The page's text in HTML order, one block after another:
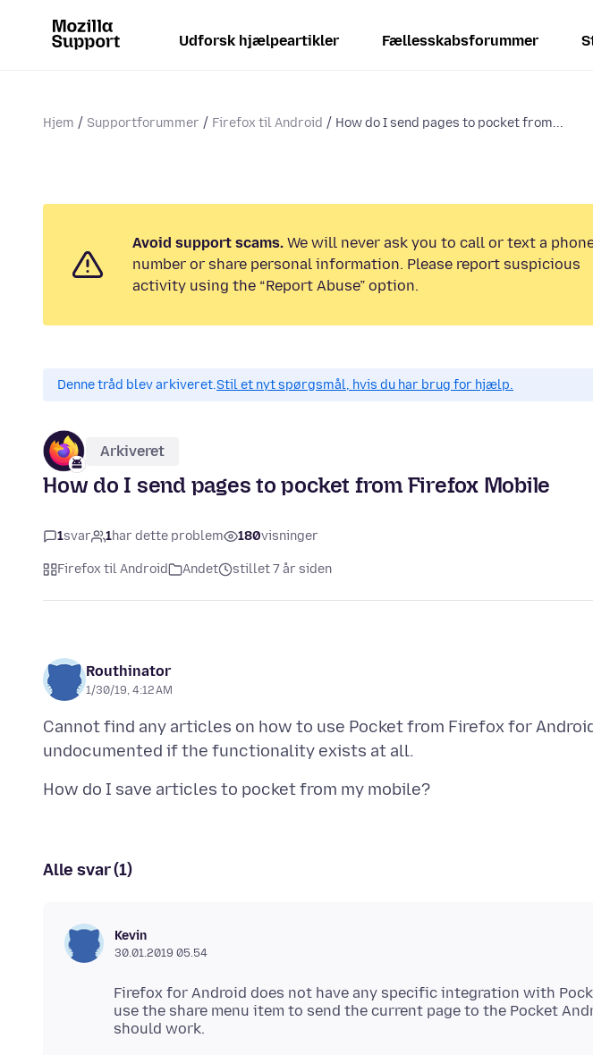
Udforsk hjælpeartikler Fællesskabsforummer
Hjem Supportforummer Firefox til Android How do I send pages to pocket from...
Avoid support scams. We will never ask you to call or text a
number or share personal information. Please report suspicious
activity using the “Report Abuse” option.
Denne tråd blev arkiveret.Stil et nyt spørgsmål, hvis du har brug for hjælp.
Arkiveret
How do I send pages to pocket from Firefox Mobile
1svar 1har dette problem 180visninger
Firefox til Android Andet stillet 7 år siden
Routhinator
1/30/19, 4:12 AM
Cannot find any articles on how to use Pocket from Firefox for
Alle svar (1)
Kevin
30.01.2019 05.54
Firefox for Android does not have any specific integration with
use the share menu item to send the current page to the Pocket